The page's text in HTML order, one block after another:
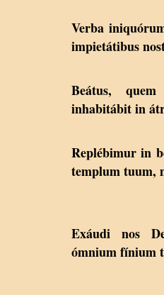
Verba
impietátibus
Beátus,
inhabitábit in
Replébimur in
templum tuum,
Exáudi nos
ómnium fínium